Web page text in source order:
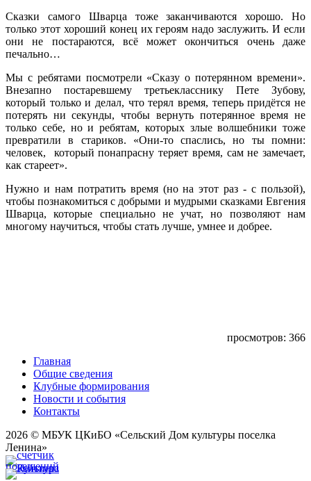
Сказки самого Шварца тоже заканчиваются хорошо. Но
только этот хороший конец их героям надо заслужить. И если
они не постараются, всё может окончиться очень даже
печально…
Мы с ребятами посмотрели «Сказу о потерянном времени».
Внезапно постаревшему третьекласснику Пете Зубову,
который только и делал, что терял время, теперь придётся не
потерять ни секунды, чтобы вернуть потерянное время не
только себе, но и ребятам, которых злые волшебники тоже
превратили в стариков. «Они-то спаслись, но ты помни:
человек, который понапрасну теряет время, сам не замечает,
как стареет».
Нужно и нам потратить время (но на этот раз - с пользой),
чтобы познакомиться с добрыми и мудрыми сказками Евгения
Шварца, которые специально не учат, но позволяют нам
многому научиться, чтобы стать лучше, умнее и добрее.
просмотров: 366
Главная
Общие сведения
Клубные формирования
Новости и события
Контакты
2026 © МБУК ЦКиБО «Сельский Дом культуры поселка
Ленина»